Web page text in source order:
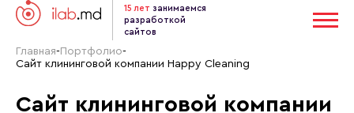
15 лет занимаемся
разработкой
сайтов
Главная- Портфолио-
Сайт клининговой компании Happy Cleaning
Сайт клининговой компании